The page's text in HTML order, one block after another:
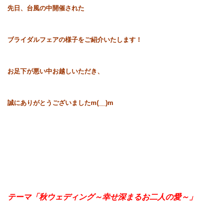
先日、台風の中開催された
ブライダルフェアの様子をご紹介いたします！
お足下が悪い中お越しいただき、
誠にありがとうございましたm(__)m
テーマ「秋ウェディング～幸せ深まるお二人の愛～」